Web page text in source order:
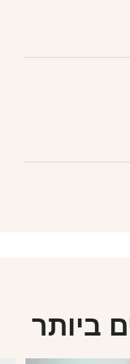
ביותר